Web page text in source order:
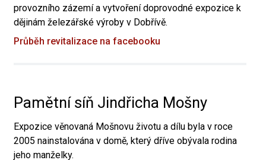
provozního zázemí a vytvoření doprovodné expozice k
dějinám železářské výroby v Dobřívě.
Průběh revitalizace na facebooku
Pamětní síň Jindřicha Mošny
Expozice věnovaná Mošnovu životu a dílu byla v roce
2005 nainstalována v domě, který dříve obývala rodina
jeho manželky.